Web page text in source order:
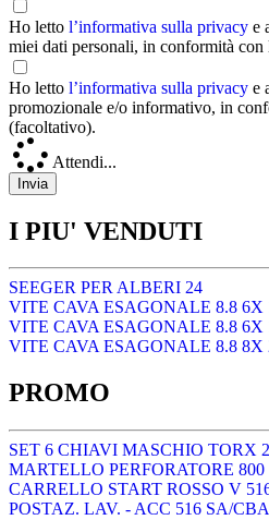
Ho letto l’informativa sulla privacy e
miei dati personali, in conformità
Ho letto l’informativa sulla privacy e
promozionale e/o informativo, in
(facoltativo).
Attendi...
I PIU' VENDUTI
SEEGER PER ALBERI 24
VITE CAVA ESAGONALE 8.8 6X
VITE CAVA ESAGONALE 8.8 6X
VITE CAVA ESAGONALE 8.8 8X
PROMO
SET 6 CHIAVI MASCHIO TORX
MARTELLO PERFORATORE 800
CARRELLO START ROSSO V
POSTAZ. LAV. - ACC 516 SA/